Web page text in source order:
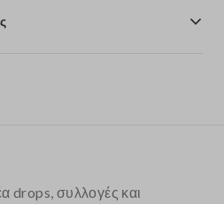
drops, συλλογές και